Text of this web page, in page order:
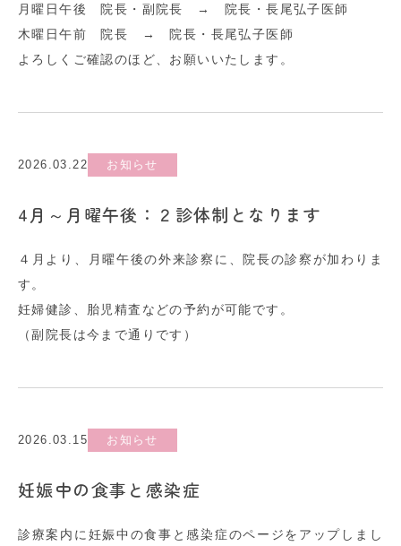
月曜日午後 院長・副院長 → 院長・長尾弘子医師
木曜日午前 院長 → 院長・長尾弘子医師
よろしくご確認のほど、お願いいたします。
2026.03.22 お知らせ
4月～月曜午後：２診体制となります
４月より、月曜午後の外来診察に、院長の診察が加わりま
す。
妊婦健診、胎児精査などの予約が可能です。
（副院長は今まで通りです）
2026.03.15 お知らせ
妊娠中の食事と感染症
診療案内に妊娠中の食事と感染症のページをアップしまし